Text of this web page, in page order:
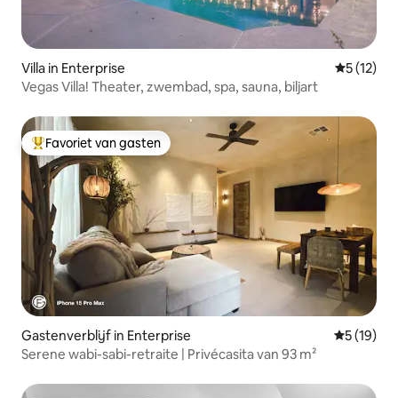
Villa in Enterprise
5 (12)
Vegas Villa! Theater, zwembad, spa, sauna, biljart
Topfavoriet van gasten
Favoriet van gasten
Gastenverblijf in Enterprise
5 (19)
Serene wabi-sabi-retraite | Privécasita van 93 m²